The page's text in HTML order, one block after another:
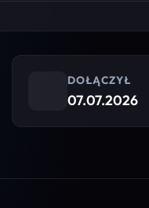
DOŁĄCZYŁ
07.07.2026